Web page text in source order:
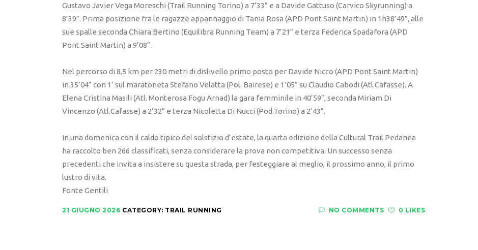
Gustavo Javier Vega Moreschi (Trail Running Torino) a 7’33” e a Davide Gattuso (Carvico Skyrunning) a
8’39”. Prima posizione fra le ragazze appannaggio di Tania Rosa (APD Pont Saint Martin) in 1h38’49”, alle
sue spalle seconda Chiara Bertino (Equilibra Running Team) a 7’21” e terza Federica Spadafora (APD
Pont Saint Martin) a 9’08”.
Nel percorso di 8,5 km per 230 metri di dislivello primo posto per Davide Nicco (APD Pont Saint Martin)
in 35’04” con 1’ sul maratoneta Stefano Velatta (Pol. Bairese) e 1’05” su Claudio Cabodi (Atl.Cafasse). A
Elena Cristina Masili (Atl. Monterosa Fogu Arnad) la gara femminile in 40’59”, seconda Miriam Di
Vincenzo (Atl.Cafasse) a 2’32” e terza Nicoletta Di Nucci (Pod.Torino) a 2’43”.
In una domenica con il caldo tipico del solstizio d’estate, la quarta edizione della Cultural Trail Pedanea
ha raccolto ben 266 classificati, senza considerare la prova non competitiva. Un successo senza
precedenti che invita a insistere su questa strada, per festeggiare al meglio, il prossimo anno, il primo
lustro di vita.
Fonte Gentili
21 GIUGNO 2026 CATEGORY: TRAIL RUNNING NO COMMENTS 0 LIKES